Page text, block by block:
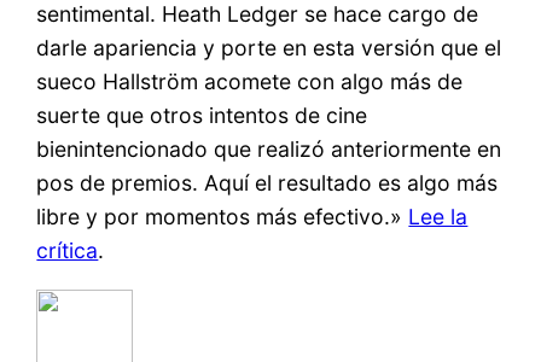
sentimental. Heath Ledger se hace cargo de
darle apariencia y porte en esta versión que el
sueco Hallström acomete con algo más de
suerte que otros intentos de cine
bienintencionado que realizó anteriormente en
pos de premios. Aquí el resultado es algo más
libre y por momentos más efectivo.» Lee la
crítica.